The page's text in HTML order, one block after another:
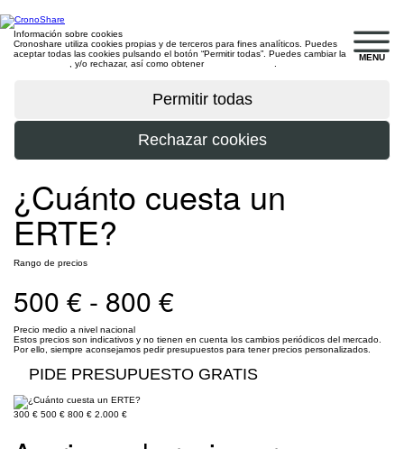
MENU
Información sobre cookies
Cronoshare utiliza cookies propias y de terceros para fines analíticos. Puedes
aceptar todas las cookies pulsando el botón “Permitir todas”. Puedes cambiar la
, y/o rechazar, así como obtener
¿Cuánto cuesta un
ERTE?
Rango de precios
500 € - 800 €
Precio medio a nivel nacional
Estos precios son indicativos y no tienen en cuenta los cambios periódicos del mercado.
Por ello, siempre aconsejamos pedir presupuestos para tener precios personalizados.
PIDE PRESUPUESTO GRATIS
300 € 500 € 800 € 2.000 €